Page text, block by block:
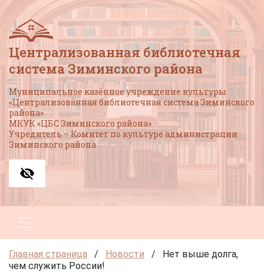
Централизованная библиотечная
система Зиминского района
Муниципальное казённое учреждение культуры
«Централизованная библиотечная система Зиминского
района»
МКУК «ЦБС Зиминского района»
Учредитель – Комитет по культуре администрации
Зиминского района
Главная страница / Новости /
Нет выше долга,
чем служить России!